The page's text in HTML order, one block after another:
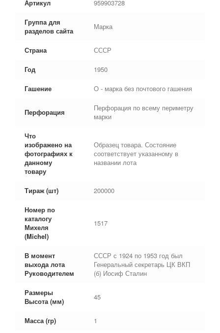
Артикул 959903728
Группа для
разделов сайта
Марка
Страна СССР
Год 1950
Гашение O - марка без почтового гашения
Перфорация
Перфорация по всему периметру
марки
Что
изображено на
фотографиях к
данному
товару
Образец товара. Состояние
соответствует указанному в
названии лота
Тираж (шт) 200000
Номер по
каталогу
Михеля
(Michel)
1517
В момент
выхода лота
Руководителем
СССР с 1924 по 1953 год был
Генеральный секретарь ЦК ВКП
(б) Иосиф Сталин
Размеры
Высота (мм)
45
Масса (гр) 1